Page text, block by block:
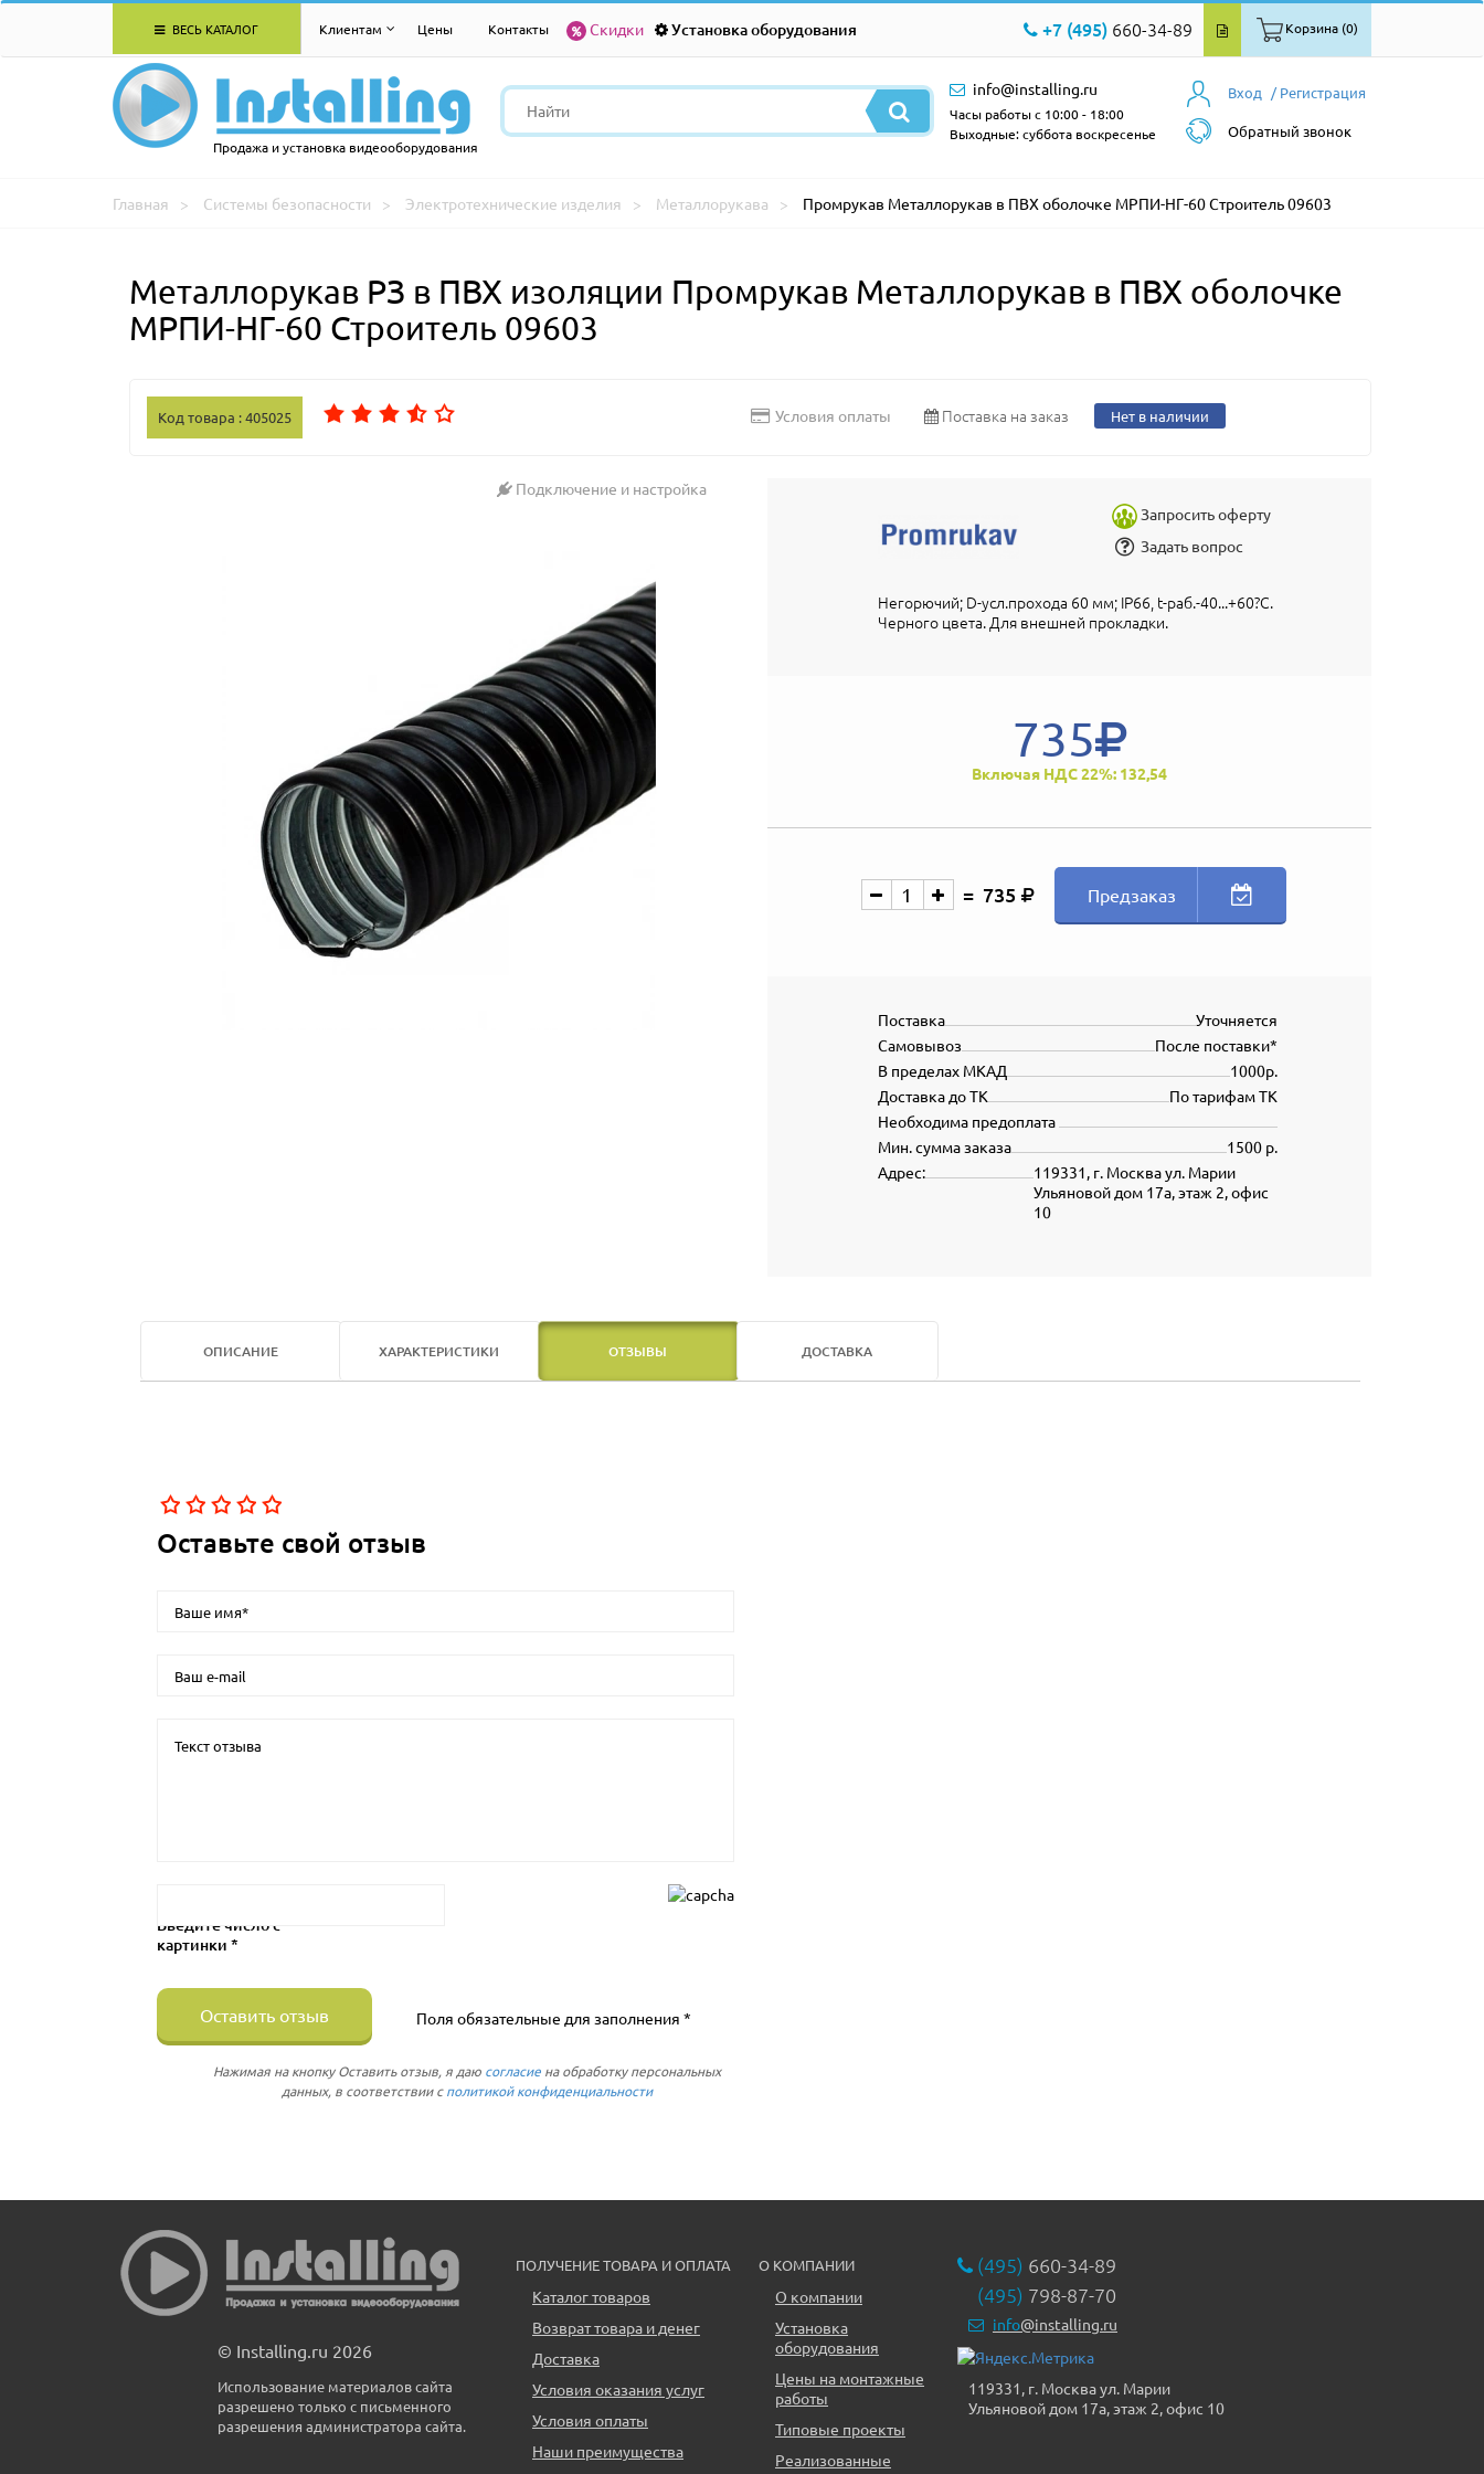
ВЕСЬ КАТАЛОГ Клиентам Цены Контакты Скидки Установка оборудования +7 (495) 660-34-89 Корзина (0)
Продажа и установка видеооборудования
Вход / Регистрация
Обратный звонок
info@installing.ru
Часы работы с 10:00 - 18:00
Выходные: суббота воскресенье
Главная Системы безопасности Электротехнические изделия Металлорукава Промрукав Металлорукав в ПВХ оболочке МРПИ-НГ-60 Строитель 09603
Металлорукав РЗ в ПВХ изоляции Промрукав Металлорукав в ПВХ оболочке
МРПИ-НГ-60 Строитель 09603
Код товара : 405025 Условия оплаты Поставка на заказ Нет в наличии
Подключение и настройка
Запросить оферту
Задать вопрос
Негорючий; D-усл.прохода 60 мм; IP66, t-раб.-40...+60?С.
Черного цвета. Для внешней прокладки.
735
Включая НДС 22%: 132,54
735 Предзаказ
Уточняется
Поставка
После поставки*
Самовывоз
1000р.
В пределах МКАД
По тарифам ТК
Доставка до ТК
Необходима предоплата
1500 р.
Мин. сумма заказа
119331, г. Москва ул. Марии
Ульяновой дом 17а, этаж 2, офис
10
Адрес:
ОПИСАНИЕ ХАРАКТЕРИСТИКИ ОТЗЫВЫ ДОСТАВКА
Оставьте свой отзыв
Введите число с
картинки *
Оставить отзыв Поля обязательные для заполнения *
Нажимая на кнопку Оставить отзыв, я даю согласие на обработку персональных
данных, в соответствии сполитикой конфиденциальности
© Installing.ru 2026
Использование материалов сайта
разрешено только с письменного
разрешения администратора сайта.
ПОЛУЧЕНИЕ ТОВАРА И ОПЛАТА
Каталог товаров
Возврат товара и денег
Доставка
Условия оказания услуг
Условия оплаты
Наши преимущества
О КОМПАНИИ
О компании
Установка
оборудования
Цены на монтажные
работы
Типовые проекты
Реализованные
(495) 660-34-89
(495) 798-87-70
info@installing.ru
119331, г. Москва ул. Марии
Ульяновой дом 17а, этаж 2, офис 10